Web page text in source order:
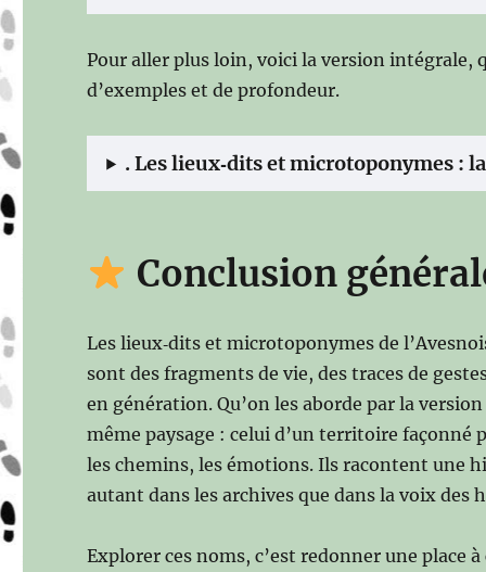
Pour aller plus loin, voici la version intégrale,
d’exemples et de profondeur.
.Les lieux‑dits et microtoponymes :
Conclusion
Les lieux‑dits et microtoponymes de
sont des fragments de vie, des traces de
en génération. Qu’on les aborde par la
même paysage : celui d’un territoire façonné
les chemins, les émotions. Ils racontent une
autant dans les archives que dans la voix des
Explorer ces noms, c’est redonner une place